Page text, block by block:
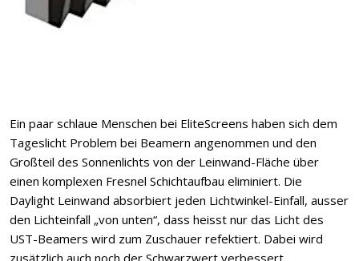
Ein paar schlaue Menschen bei EliteScreens haben sich dem
Tageslicht Problem bei Beamern angenommen und den
Großteil des Sonnenlichts von der Leinwand-Fläche über
einen komplexen Fresnel Schichtaufbau eliminiert. Die
Daylight Leinwand absorbiert jeden Lichtwinkel-Einfall, ausser
den Lichteinfall „von unten“, dass heisst nur das Licht des
UST-Beamers wird zum Zuschauer refektiert. Dabei wird